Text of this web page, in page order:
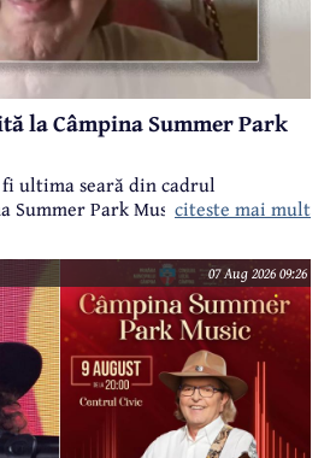
la Câmpina Summer Park
ultima seară din cadrul
Park Music 2026.citeste mai mult
07 Aug 2026 09:26